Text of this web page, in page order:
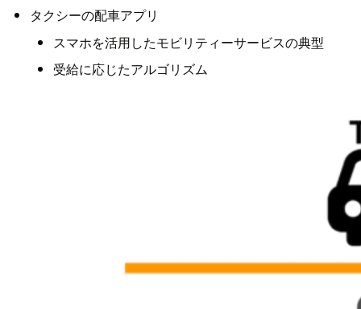
タクシーの配車アプリ
スマホを活用したモビリティーサービスの典型
受給に応じたアルゴリズム